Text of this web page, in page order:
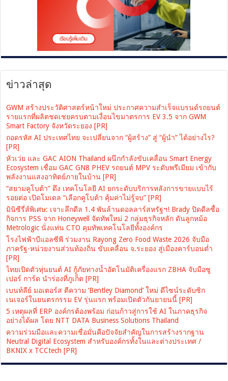
ข่าวล่าสุด
GWM สร้างประวัติศาสตร์หน้าใหม่ ประกาศความสำเร็จแบรนด์รถยนต์
รายแรกที่ผลิตชดเชยครบตามเงื่อนไขมาตรการ EV 3.5 จาก GWM
Smart Factory จังหวัดระยอง [PR]
ถอดรหัส AI ประเทศไทย จะเปลี่ยนจาก “ผู้สร้าง” สู่ “ผู้นำ” ได้อย่างไร?
[PR]
หัวเว่ย และ GAC AION Thailand ผนึกกำลังขับเคลื่อน Smart Energy
Ecosystem เชื่อม GAC GN8 PHEV รถยนต์ MPV ระดับพรีเมียม เข้ากับ
พลังงานแสงอาทิตย์ภายในบ้าน [PR]
“สยามคูโบต้า” ดึง เทคโนโลยี AI ยกระดับบริการหลังการขายแบบไร้
รอยต่อ เปิดโมเดล “เลือกคูโบต้า คุ้มค่าไม่รู้จบ” [PR]
มินิซีรี่ส์พิเศษ: เจาะลึกดีล 1.4 พันล้านดอลลาร์สหรัฐฯ! Brady ปิดดีลซื้อ
กิจการ PSS จาก Honeywell จัดทัพใหม่ 2 กลุ่มธุรกิจหลัก ดันลูกหม้อ
Metrologic นั่งแท่น CTO คุมทัพเทคโนโลยีทั้งองค์กร
โรงไฟฟ้าบีแอลซีพี ร่วมงาน Rayong Zero Food Waste 2026 จับมือ
ภาครัฐ-หน่วยงานส่วนท้องถิ่น ขับเคลื่อน จ.ระยอง สู่เมืองคาร์บอนต่ำ
[PR]
ไทยเปิดตัวหุ่นยนต์ AI กู้ภัยทางน้ำอัตโนมัติเครื่องแรก ZBHA จับมือซู
เปอร์ การ์ด นำร่องที่ภูเก็ต [PR]
เบนท์ลีย์ มอเตอร์ส ตีความ ‘Bentley Diamond’ ใหม่ ดีไซน์ระดับซิก
เนเจอร์ในยนตรกรรม EV รุ่นแรก พร้อมเปิดตัวกันยายนนี้ [PR]
5 เหตุผลที่ ERP องค์กรต้องพร้อม ก่อนก้าวสู่การใช้ AI ในภาคธุรกิจ
อย่างได้ผล โดย NTT DATA Business Solutions Thailand
ความร่วมมือและความเชื่อมั่นคือปัจจัยสำคัญในการสร้างรากฐาน
Neutral Digital Ecosystem สำหรับองค์กรทั้งในและต่างประเทศ /
BKNIX x TCCtech [PR]